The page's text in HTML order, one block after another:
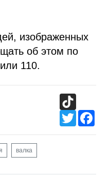
изображенных
об этом по
110.
Twitter
валка